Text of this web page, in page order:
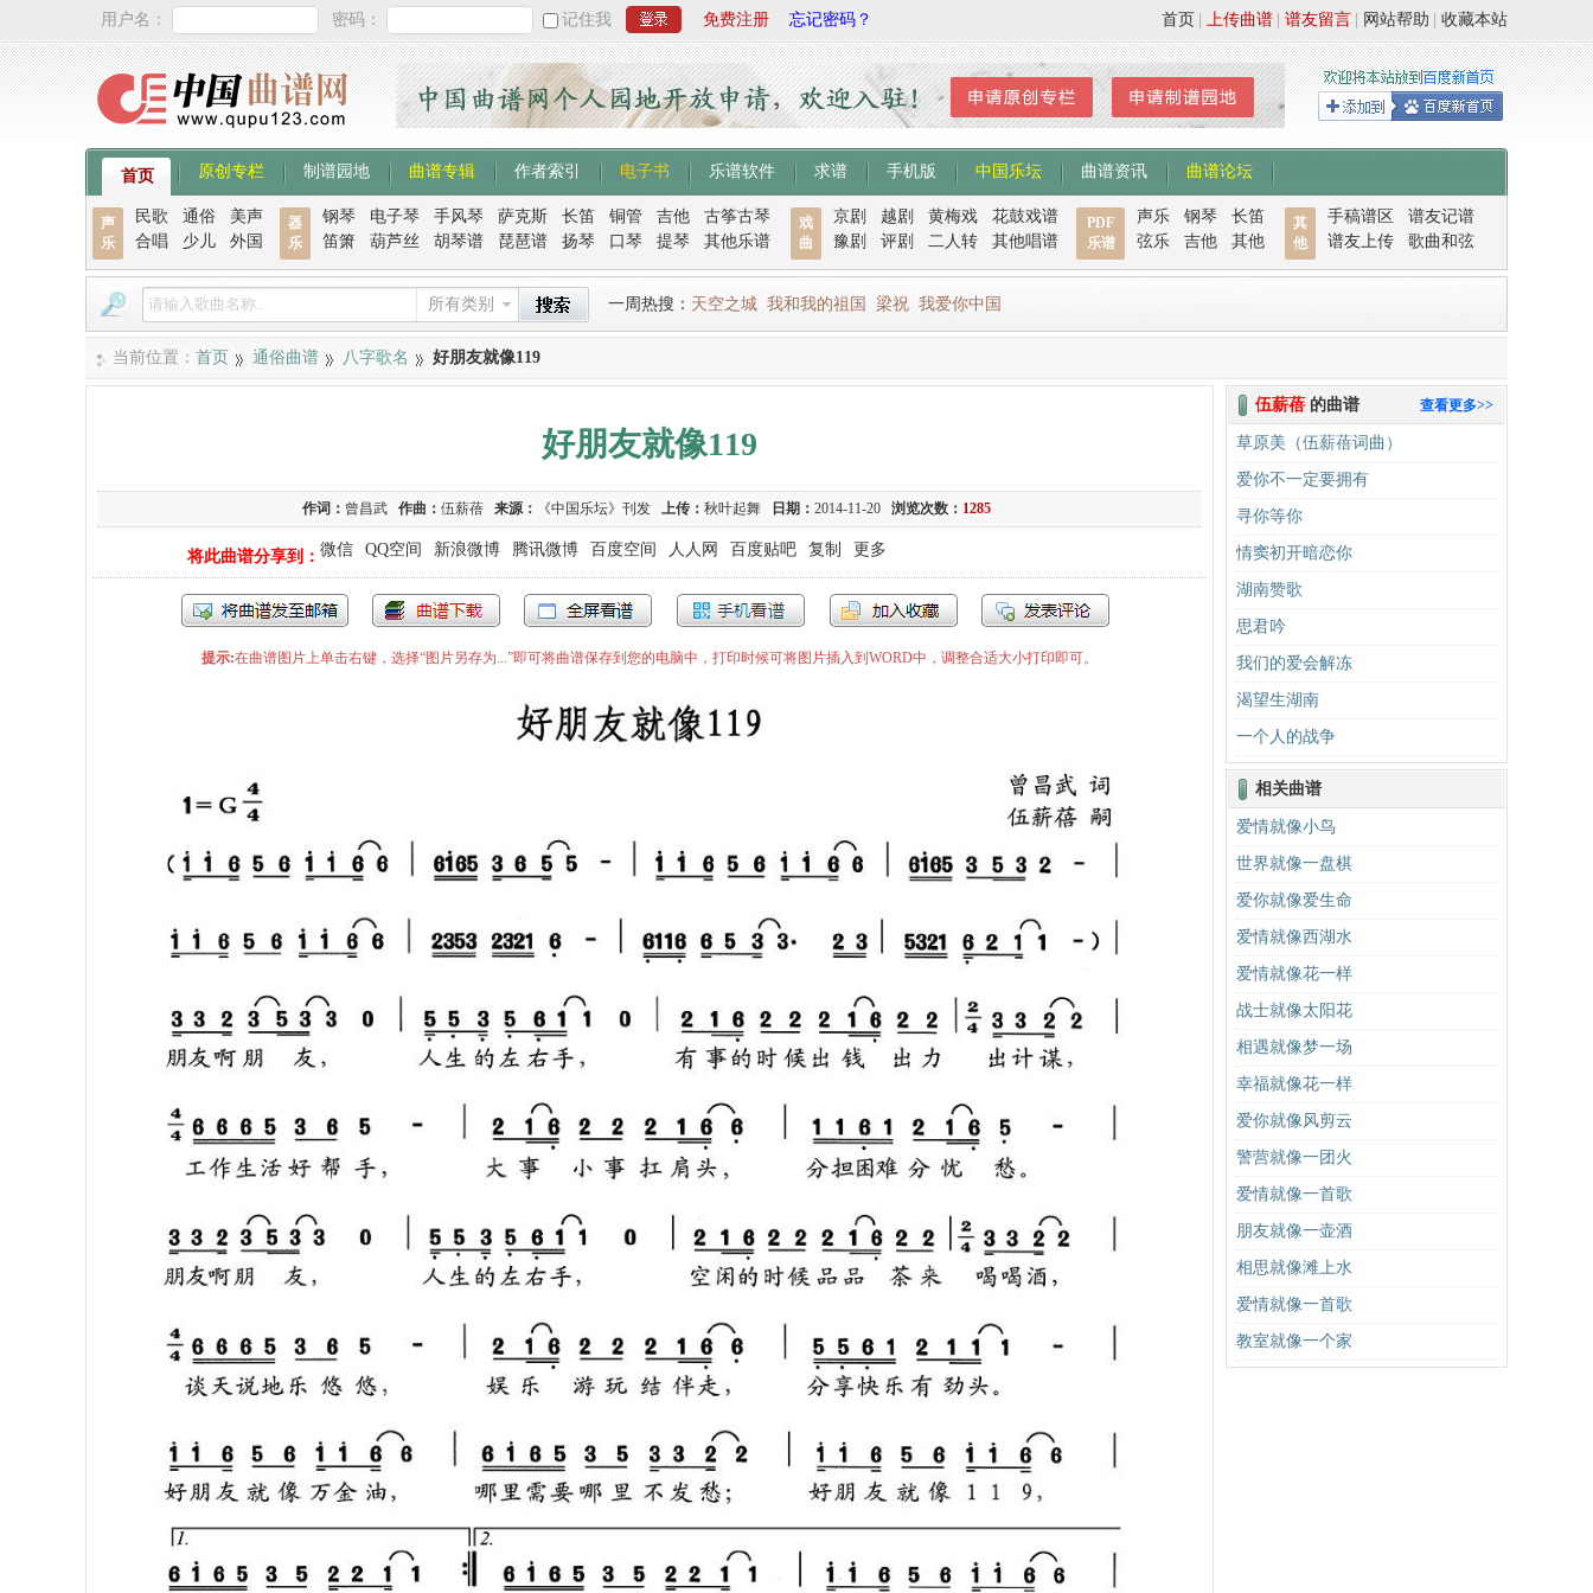
用户名： 密码： 记住我 免费注册 忘记密码？ 收藏本站
网站帮助
谱友留言
上传曲谱
首页
首页 原创专栏 制谱园地 曲谱专辑 作者索引 电子书 乐谱软件 求谱 手机版 中国乐坛 曲谱资讯 曲谱论坛
声
乐
民歌 通俗
美声
合唱
少儿 外国
器
乐
钢琴 电子琴 手风琴 萨克斯 长笛 铜管 吉他
古筝古琴
笛箫
葫芦丝 胡琴谱 琵琶谱 扬琴 口琴 提琴 其他乐谱
戏
曲
京剧 越剧 黄梅戏
花鼓戏谱
豫剧
评剧 二人转 其他唱谱
PDF
乐谱
声乐 钢琴
长笛
弦乐
吉他 其他
其
他
手稿谱区
谱友记谱
谱友上传
歌曲和弦
所有类别 一周热搜： 天空之城 我和我的祖国 梁祝 我爱你中国
当前位置： 首页 通俗曲谱 八字歌名 好朋友就像119
好朋友就像119
作词： 曾昌武 作曲： 伍薪蓓 来源： 《中国乐坛》刊发 上传： 秋叶起舞 日期： 2014-11-20 浏览次数： 1285
将此曲谱分享到： 微信 QQ空间 新浪微博 腾讯微博 百度空间 人人网 百度贴吧 复制 更多
提示:在曲谱图片上单击右键，选择“图片另存为...”即可将曲谱保存到您的电脑中，打印时候可将图片插入到WORD中，调整合适大小打印即可。
查看更多>>
伍薪蓓 的曲谱
草原美（伍薪蓓词曲）
爱你不一定要拥有
寻你等你
情窦初开暗恋你
湖南赞歌
思君吟
我们的爱会解冻
渴望生湖南
一个人的战争
相关曲谱
爱情就像小鸟
世界就像一盘棋
爱你就像爱生命
爱情就像西湖水
爱情就像花一样
战士就像太阳花
相遇就像梦一场
幸福就像花一样
爱你就像风剪云
警营就像一团火
爱情就像一首歌
朋友就像一壶酒
相思就像滩上水
爱情就像一首歌
教室就像一个家